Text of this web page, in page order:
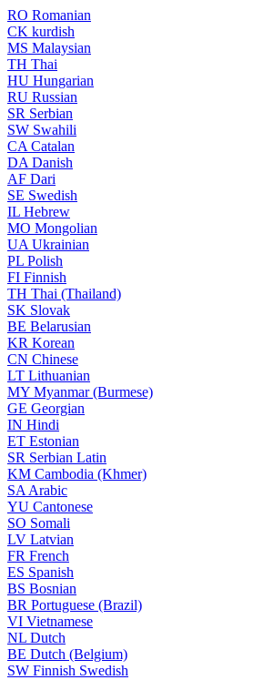
RO Romanian
CK kurdish
MS Malaysian
TH Thai
HU Hungarian
RU Russian
SR Serbian
SW Swahili
CA Catalan
DA Danish
AF Dari
SE Swedish
IL Hebrew
MO Mongolian
UA Ukrainian
PL Polish
FI Finnish
TH Thai (Thailand)
SK Slovak
BE Belarusian
KR Korean
CN Chinese
LT Lithuanian
MY Myanmar (Burmese)
GE Georgian
IN Hindi
ET Estonian
SR Serbian Latin
KM Cambodia (Khmer)
SA Arabic
YU Cantonese
SO Somali
LV Latvian
FR French
ES Spanish
BS Bosnian
BR Portuguese (Brazil)
VI Vietnamese
NL Dutch
BE Dutch (Belgium)
SW Finnish Swedish